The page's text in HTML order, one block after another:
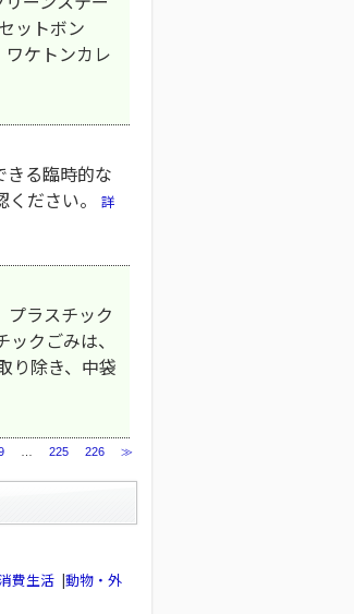
ットボン
ケトンカレ
きる臨時的な
ださい。
詳
プラスチック
クごみは、
り除き、中袋
225 226 ≫
費生活 |動物・外